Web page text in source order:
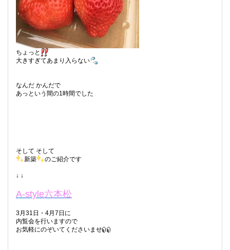
ちょっと
大きすぎてあまり入らない
なんだ かんだで
あっという間の1時間でした
そして そして
新築
のご紹介です
↓ ↓
A-style六本松
3月31日・4月7日に
内覧会を行いますので
お気軽にのぞいてくださいませ